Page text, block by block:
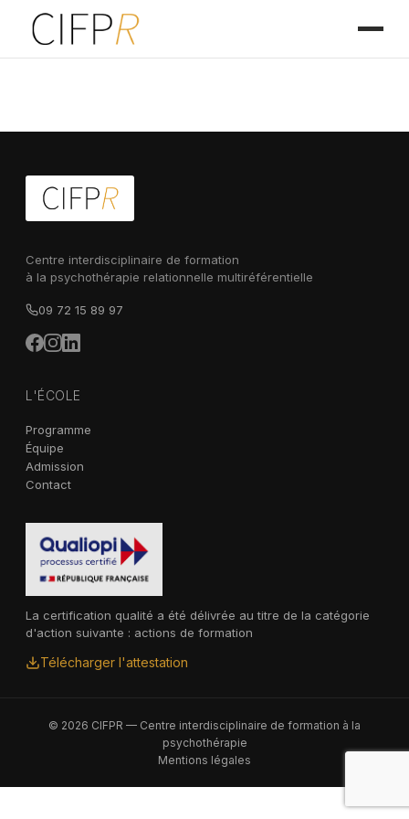
Centre interdisciplinaire de formation
à la psychothérapie relationnelle multiréférentielle
09 72 15 89 97
L'ÉCOLE
Programme
Équipe
Admission
Contact
La certification qualité a été délivrée au titre de la catégorie
d'action suivante : actions de formation
Télécharger l'attestation
© 2026 CIFPR — Centre interdisciplinaire de formation à la
psychothérapie
Mentions légales